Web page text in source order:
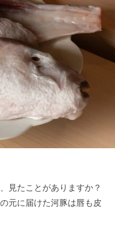
見たことがありますか？
元に届けた河豚は唇も皮